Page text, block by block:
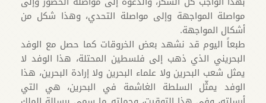
مواصلة المواجهة وإلى مواصلة التحدي، وهذا شكل من
أشكال المواجهة.
طبعاً اليوم قد نشهد بعض الخروقات كما حصل مع الوفد
البحريني الذي ذهب إلى فلسطين المحتلة، هذا الوفد لا
يمثل شعب البحرين ولا علماء البحرين ولا إرادة البحرين، هذا
الوفد يمثّل السلطة الغاشمة في البحرين، هي التي